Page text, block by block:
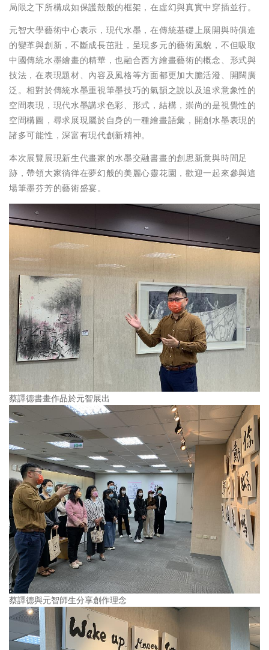
局限之下所構成如保護殼般的框架，在虛幻與真實中穿插並行。
元智大學藝術中心表示，現代水墨，在傳統基礎上展開與時俱進
的變革與創新，不斷成長茁壯，呈現多元的藝術風貌，不但吸取
中國傳統水墨繪畫的精華，也融合西方繪畫藝術的概念、形式與
技法，在表現題材、內容及風格等方面都更加大膽活潑、開闊廣
泛。相對於傳統水墨重視筆墨技巧的氣韻之說以及追求意象性的
空間表現，現代水墨講求色彩、形式，結構，崇尚的是視覺性的
空間構圖，尋求展現屬於自身的一種繪畫語彙，開創水墨表現的
諸多可能性，深富有現代創新精神。
本次展覽展現新生代畫家的水墨交融書畫的創思新意與時間足
跡，帶領大家徜徉在夢幻般的美麗心靈花園，歡迎一起來參與這
場筆墨芬芳的藝術盛宴。
蔡譯德書畫作品於元智展出
蔡譯德與元智師生分享創作理念